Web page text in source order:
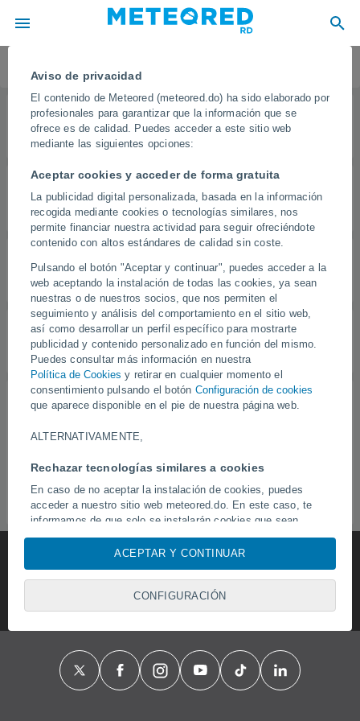
Aviso de privacidad
El contenido de Meteored (meteored.do) ha sido elaborado por
profesionales para garantizar que la información que se
ofrece es de calidad. Puedes acceder a este sitio web
mediante las siguientes opciones:
Aceptar cookies y acceder de forma gratuita
La publicidad digital personalizada, basada en la información
recogida mediante cookies o tecnologías similares, nos
permite financiar nuestra actividad para seguir ofreciéndote
contenido con altos estándares de calidad sin coste.
Pulsando el botón "Aceptar y continuar", puedes acceder a la
web aceptando la instalación de todas las cookies, ya sean
nuestras o de nuestros socios, que nos permiten el
seguimiento y análisis del comportamiento en el sitio web,
así como desarrollar un perfil específico para mostrarte
publicidad y contenido personalizado en función del mismo.
Puedes consultar más información en nuestra
Política de Cookies y retirar en cualquier momento el
consentimiento pulsando el botón Configuración de cookies
que aparece disponible en el pie de nuestra página web.
ALTERNATIVAMENTE,
Rechazar tecnologías similares a cookies
En caso de no aceptar la instalación de cookies, puedes
acceder a nuestro sitio web meteored.do. En este caso, te
informamos de que solo se instalarán cookies que sean
necesarias para garantizar la navegación por el sitio web,
pero no se utilizarán cookies para analizar el comportamiento
sí podrás visualizar publicidad general no personalizada.
Puedes rechazar la instalación de cookies y acceder a
nuestro sitio web a través de este abono pulsando el botón
Con su consentimiento, nosotros ynuestros sociosusamos
cookies, identificadores únicos o tecnologías similares para
almacenar, acceder y procesar datos personales como su
ACEPTAR Y CONTINUAR
CONFIGURACIÓN
FAQ y Ayuda
Símbolos atmosféricos
Precipitación
Vientos
Índice UV
En esta página podrá encontrar el significado de los
diferentes iconos usados en el portal de manera
informativa y como complemento a los datos y
temperaturas registrados.
Aquí podrá consultar la información relativa a símbolos
atmosféricos, vientos, índices UV y nuestras
recomendaciones principales para su seguridad.